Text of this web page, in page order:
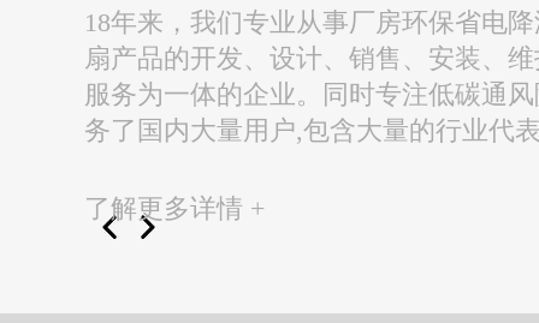
18年来，我们专业从事厂房环保省电
扇产品的开发、设计、销售、安装、
服务为一体的企业。同时专注低碳通
务了国内大量用户,包含大量的行业代
了解更多详情 +